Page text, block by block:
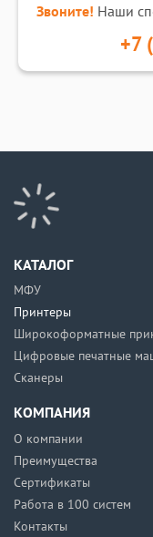
Звоните! Наши
+7
КАТАЛОГ
МФУ
Принтеры
Широкоформатные
Цифровые печатные
Сканеры
КОМПАНИЯ
О компании
Преимущества
Сертификаты
Работа в 100 систем
Контакты